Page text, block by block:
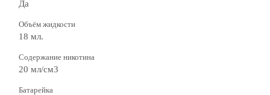
Да
Объём жидкости
18 мл.
Содержание никотина
20 мл/см3
Батарейка